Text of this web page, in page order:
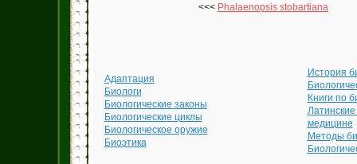
<<< Phalaenopsis stobartiana
Адаптация
Биологи
Биологические законы
Биологические циклы
Биологическое оружие
Биоэтика
История
Книги по
медицине
Методы